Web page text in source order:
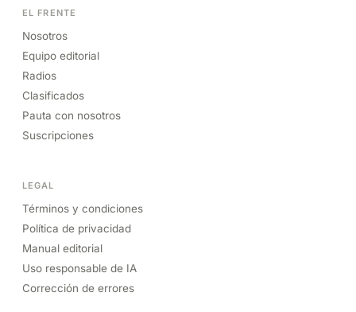
EL FRENTE
Nosotros
Equipo editorial
Radios
Clasificados
Pauta con nosotros
Suscripciones
LEGAL
Términos y condiciones
Política de privacidad
Manual editorial
Uso responsable de IA
Corrección de errores